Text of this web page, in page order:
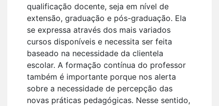
qualificação docente, seja em nível de
extensão, graduação e pós-graduação. Ela
se expressa através dos mais variados
cursos disponíveis e necessita ser feita
baseado na necessidade da clientela
escolar. A formação contínua do professor
também é importante porque nos alerta
sobre a necessidade de percepção das
novas práticas pedagógicas. Nesse sentido,